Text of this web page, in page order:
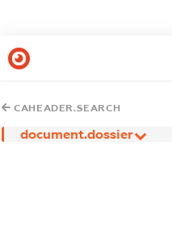
CAHEADER.SEARCH
document.dossier